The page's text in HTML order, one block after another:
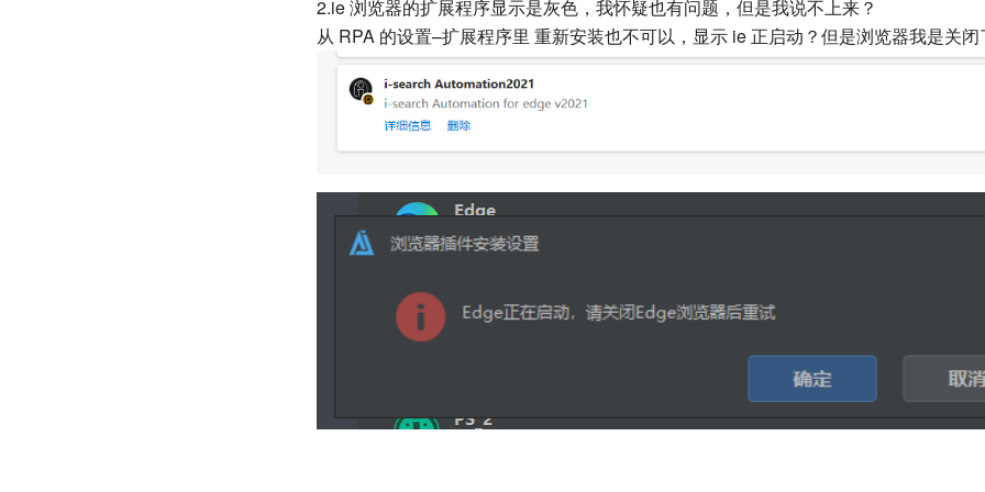
2.ie 浏览器的扩展程序显示是灰色，我怀疑也有问题，但是我说不上来？
从 RPA 的设置–扩展程序里 重新安装也不可以，显示 ie 正启动？但是浏览器我是关闭